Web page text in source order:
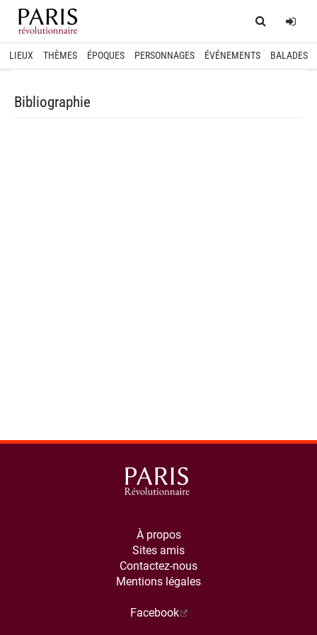
Home
LIEUX THÈMES ÉPOQUES PERSONNAGES ÉVÉNEMENTS BALADES
Bibliographie
À propos
Sites amis
Contactez-nous
Mentions légales
Facebook